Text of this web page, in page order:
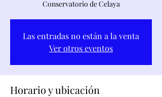
Conservatorio de Celaya
Las entradas no están a la venta
Ver otros eventos
Horario y ubicación